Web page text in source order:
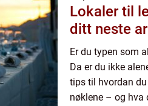
Lokaler til
ditt neste
Er du typen som
Da er du ikke
tips til hvordan
nøklene – og hva